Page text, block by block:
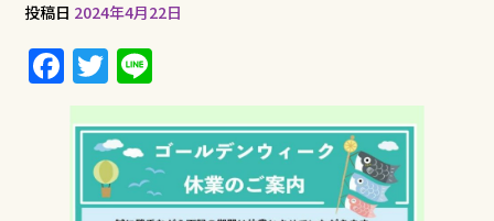
投稿日 2024年4月22日
F
a
c
b
T
w
it
te
r
n
e